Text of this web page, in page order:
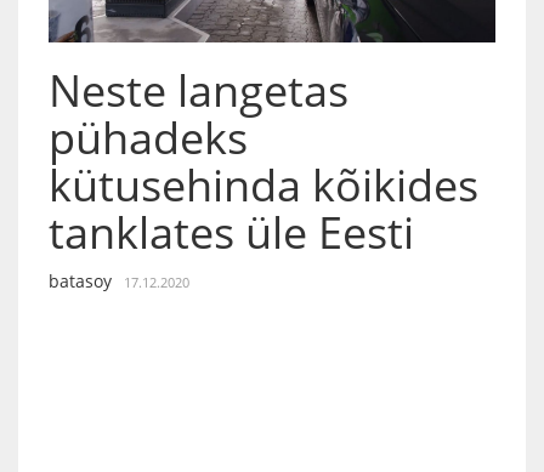
Neste langetas
pühadeks
kütusehinda kõikides
tanklates üle Eesti
batasoy 17.12.2020